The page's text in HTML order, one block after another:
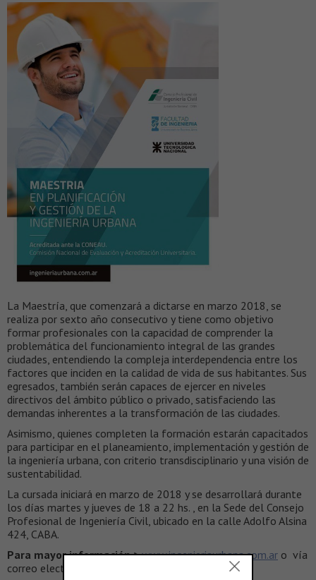
La Maestría, que comenzará a dictarse en marzo 2018, se
realiza por sexto año consecutivo y tiene como objetivo
formar profesionales con la capacidad de comprender la
problemática del funcionamiento integral de las grandes
ciudades, entendiendo la compleja interdependencia entre los
factores que inciden en la calidad de vida de sus habitantes. Sus
egresados, también serán capaces de ejercer en niveles
directivos del ámbito público o privado, satisfaciendo las
demandas inherentes a la transformación de las ciudades.
Asimismo, quienes completen la formación estarán capacitados
para participar en el planeamiento, implementación y gestión de
la ingeniería urbana, con criterio transdisciplinario y una visión de
sustentabilidad.
La cursada iniciará en marzo de 2018 y se desarrollará durante
los días martes y jueves de 18 a 22 hs. , en la Sede del Consejo
Profesional de Ingeniería Civil, ubicado en la calle Adolfo Alsina
424, CABA.
Para mayor información >www.ingenieriaurbana.com.ar o vía
correo electrónico a